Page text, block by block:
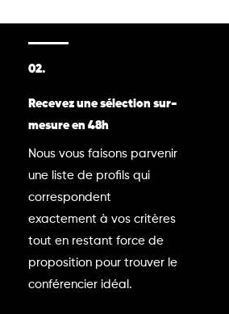
02.
Recevez une sélection sur-
mesure en 48h
Nous vous faisons parvenir
une liste de profils qui
correspondent
exactement à vos critères
tout en restant force de
proposition pour trouver le
conférencier idéal.